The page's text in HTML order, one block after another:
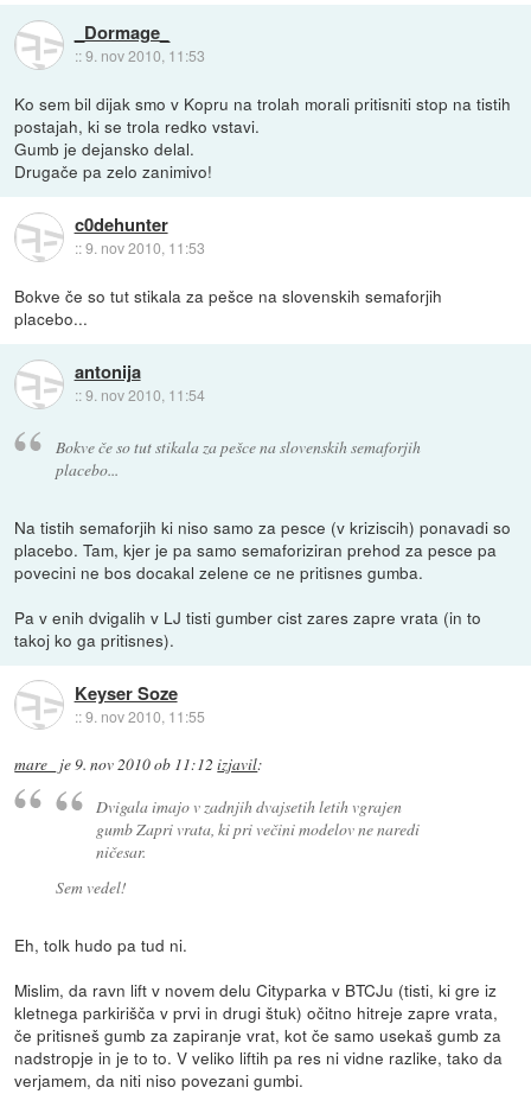
_Dormage_
::9. nov 2010, 11:53
Ko sem bil dijak smo v Kopru na trolah morali pritisniti stop na tistih
postajah, ki se trola redko vstavi.
Gumb je dejansko delal.
Drugače pa zelo zanimivo!
c0dehunter
::9. nov 2010, 11:53
Bokve če so tut stikala za pešce na slovenskih semaforjih
placebo...
antonija
::9. nov 2010, 11:54
Bokve če so tut stikala za pešce na slovenskih semaforjih
placebo...
Na tistih semaforjih ki niso samo za pesce (v kriziscih) ponavadi so
placebo. Tam, kjer je pa samo semaforiziran prehod za pesce pa
povecini ne bos docakal zelene ce ne pritisnes gumba.
Pa v enih dvigalih v LJ tisti gumber cist zares zapre vrata (in to
takoj ko ga pritisnes).
Keyser Soze
::9. nov 2010, 11:55
mare_ je9. nov 2010 ob 11:12 izjavil:
Dvigala imajo v zadnjih dvajsetih letih vgrajen
gumb Zapri vrata, ki pri večini modelov ne naredi
ničesar.
Sem vedel!
Eh, tolk hudo pa tud ni.
Mislim, da ravn lift v novem delu Cityparka v BTCJu (tisti, ki gre iz
kletnega parkirišča v prvi in drugi štuk) očitno hitreje zapre vrata,
če pritisneš gumb za zapiranje vrat, kot če samo usekaš gumb za
nadstropje in je to to. V veliko liftih pa res ni vidne razlike, tako da
verjamem, da niti niso povezani gumbi.